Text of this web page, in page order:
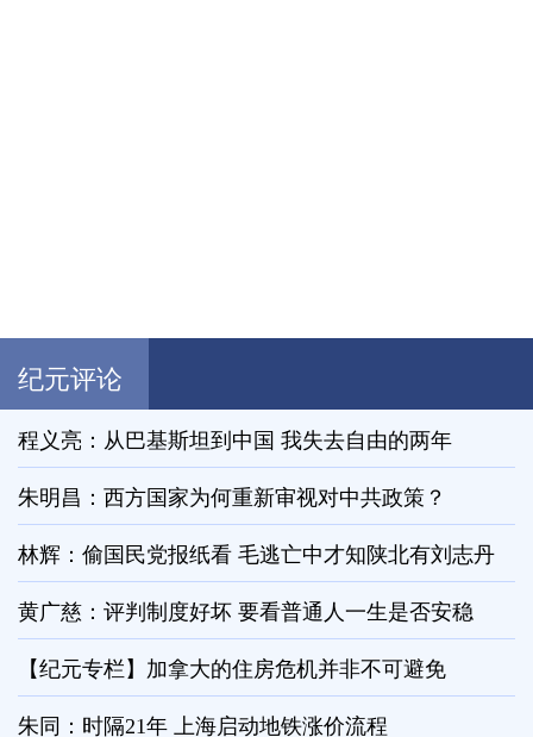
纪元评论
程义亮：从巴基斯坦到中国 我失去自由的两年
朱明昌：西方国家为何重新审视对中共政策？
林辉：偷国民党报纸看 毛逃亡中才知陕北有刘志丹
黄广慈：评判制度好坏 要看普通人一生是否安稳
【纪元专栏】加拿大的住房危机并非不可避免
朱同：时隔21年 上海启动地铁涨价流程